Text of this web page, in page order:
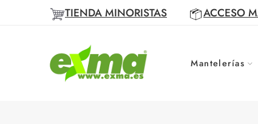
TIENDA MINORISTAS ACCESO
Mantelerías